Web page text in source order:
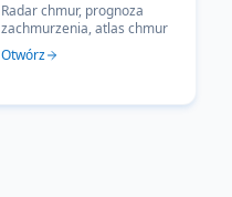
Radar chmur, prognoza
zachmurzenia, atlas chmur
Otwórz